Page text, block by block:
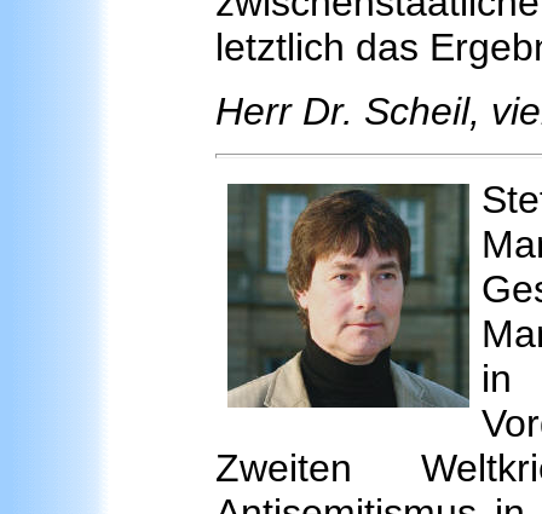
letztlich das
Herr Dr. Scheil,
in
Zweiten